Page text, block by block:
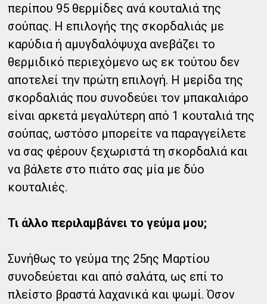
περίπου 95 θερμίδες ανά κουταλιά της
σούπας. Η επιλογής της σκορδαλιάς με
καρύδια ή αμυγδαλόψυχα ανεβάζει το
θερμιδικό περιεχόμενο ως εκ τούτου δεν
αποτελεί την πρώτη επιλογή. Η μερίδα της
σκορδαλιάς που συνοδεύει τον μπακαλιάρο
είναι αρκετά μεγαλύτερη από 1 κουταλιά της
σούπας, ωστόσο μπορείτε να παραγγείλετε
να σας φέρουν ξεχωριστά τη σκορδαλιά και
να βάλετε στο πιάτο σας μία με δύο
κουταλιές.
Τι άλλο περιλαμβάνει το γεύμα μου;
Συνήθως το γεύμα της 25ης Μαρτίου
συνοδεύεται και από σαλάτα, ως επί το
πλείστο βραστά λαχανικά και ψωμί. Όσον